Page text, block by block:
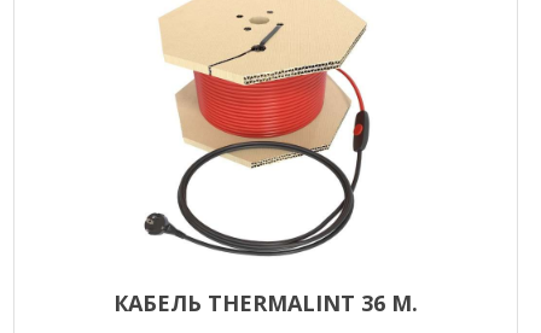
КАБЕЛЬ THERMALINT 36 М.